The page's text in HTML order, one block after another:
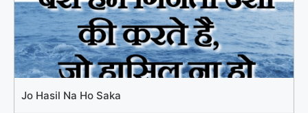
Jo Hasil Na Ho Saka